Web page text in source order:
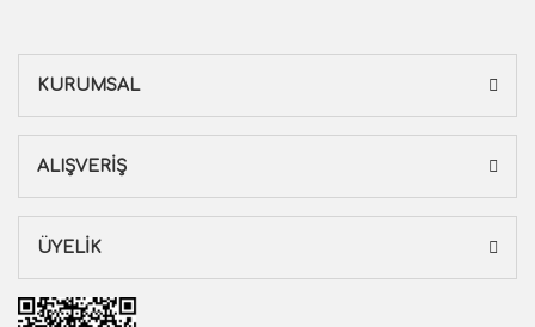
KURUMSAL
ALIŞVERİŞ
ÜYELİK